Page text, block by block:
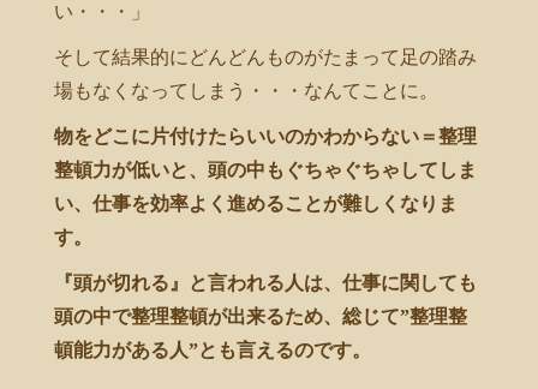
い・・・」
そして結果的にどんどんものがたまって足の踏み
場もなくなってしまう・・・なんてことに。
物をどこに片付けたらいいのかわからない＝整理
整頓力が低いと、頭の中もぐちゃぐちゃしてしま
い、仕事を効率よく進めることが難しくなりま
す。
『頭が切れる』と言われる人は、仕事に関しても
頭の中で整理整頓が出来るため、総じて”整理整
頓能力がある人”とも言えるのです。